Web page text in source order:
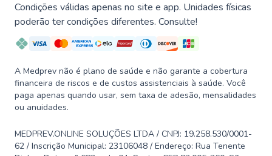
Condições válidas apenas no site e app. Unidades físicas
poderão ter condições diferentes. Consulte!
A Medprev não é plano de saúde e não garante a cobertura
financeira de riscos e de custos assistenciais à saúde. Você
paga apenas quando usar, sem taxa de adesão, mensalidades
ou anuidades.
MEDPREV.ONLINE SOLUÇÕES LTDA / CNPJ: 19.258.530/0001-
62 / Inscrição Municipal: 23106048 / Endereço: Rua Tenente